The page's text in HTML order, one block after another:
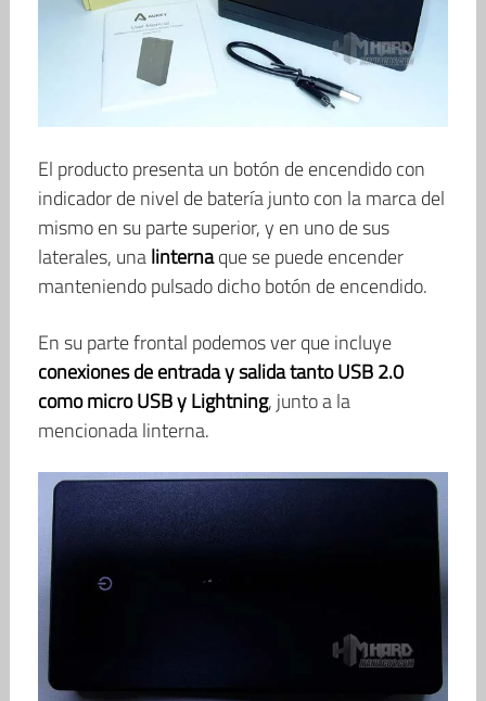
El producto presenta un botón de encendido con
indicador de nivel de batería junto con la marca del
mismo en su parte superior, y en uno de sus
laterales, unalinternaque se puede encender
manteniendo pulsado dicho botón de encendido.
En su parte frontal podemos ver que incluye
conexiones de entrada y salida tanto USB 2.0
como micro USB y Lightning, junto a la
mencionada linterna.